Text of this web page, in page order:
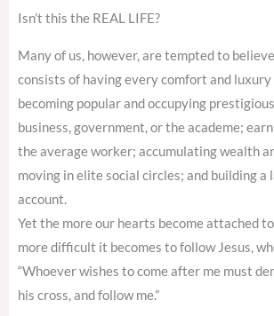
Isn’t this the REAL LIFE?
Many of us, however, are tempted to
consists of having every comfort and luxury
becoming popular and occupying
business, government, or the academe;
the average worker; accumulating wealth
moving in elite social circles; and building a
account.
Yet the more our hearts become attached
more difficult it becomes to follow Jesus,
“Whoever wishes to come after me must
his cross, and follow me.”